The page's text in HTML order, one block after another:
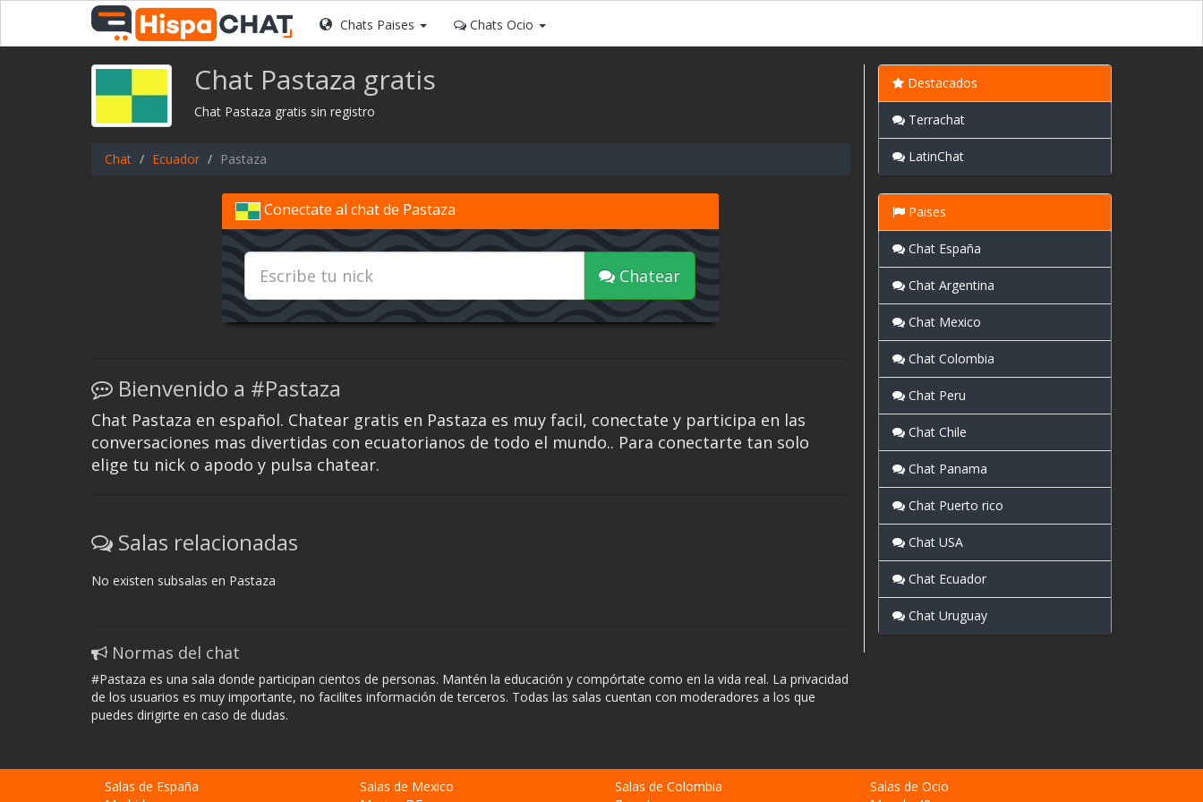
Chats Paises Chats Ocio
Chat Pastaza gratis
Chat Pastaza gratis sin registro
Chat Ecuador Pastaza
Conectate al chat de Pastaza
Chatear
Bienvenido a #Pastaza
Chat Pastaza en español. Chatear gratis en Pastaza es muy facil, conectate y participa en las
conversaciones mas divertidas con ecuatorianos de todo el mundo.. Para conectarte tan solo
elige tu nick o apodo y pulsa chatear.
Salas relacionadas
No existen subsalas en Pastaza
Normas del chat
#Pastaza es una sala donde participan cientos de personas. Mantén la educación y compórtate como en la vida real. La privacidad
de los usuarios es muy importante, no facilites información de terceros. Todas las salas cuentan con moderadores a los que
puedes dirigirte en caso de dudas.
Destacados
Terrachat
LatinChat
Paises
Chat España
Chat Argentina
Chat Mexico
Chat Colombia
Chat Peru
Chat Chile
Chat Panama
Chat Puerto rico
Chat USA
Chat Ecuador
Chat Uruguay
Salas de España
Salas de Mexico
Salas de Colombia
Salas de Ocio